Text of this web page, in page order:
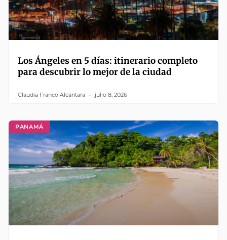
Los Ángeles en 5 días: itinerario completo
para descubrir lo mejor de la ciudad
Claudia Franco Alcántara julio 8, 2026
PANAMÁ